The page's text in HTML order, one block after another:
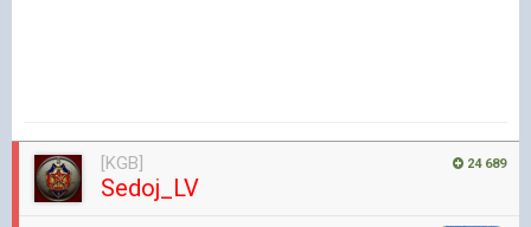
24 689
[KGB]
Sedoj_LV